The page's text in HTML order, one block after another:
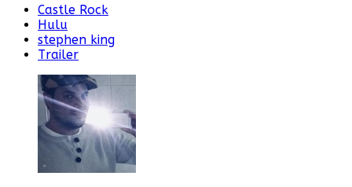
Castle Rock
Hulu
stephen king
Trailer